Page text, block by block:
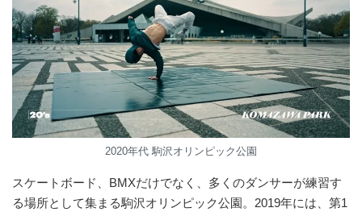
2020年代 駒沢オリンピック公園
スケートボード、BMXだけでなく、多くのダンサーが練習す
る場所として集まる駒沢オリンピック公園。2019年には、第1